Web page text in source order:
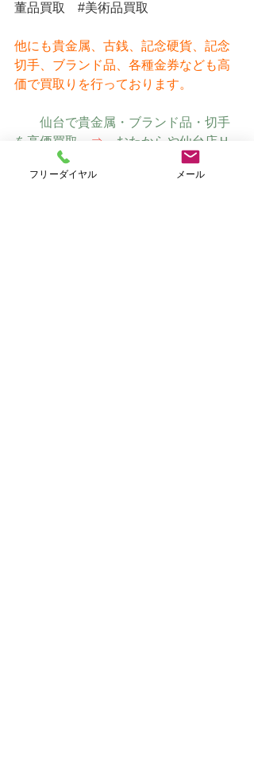
董品買取
#美術品買取
他にも貴金属、古銭、記念硬貨、記念
切手、ブランド品、各種金券なども高
価で買取りを行っております。
仙台で貴金属・ブランド品・切手
を高価買取
⇒ おたからや仙台店Ｈ
Ｐ（オリジナルサイト）
フリーダイヤル メール